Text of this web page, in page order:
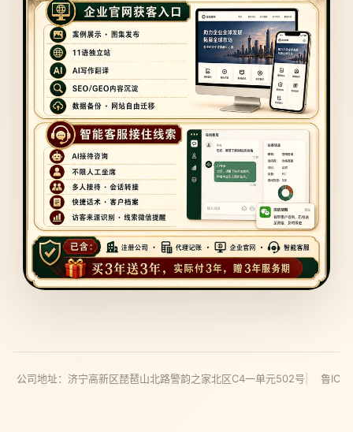
公司地址：济宁高新区琵琶山北路警韵之家北区C4一单元502号 鲁ICP